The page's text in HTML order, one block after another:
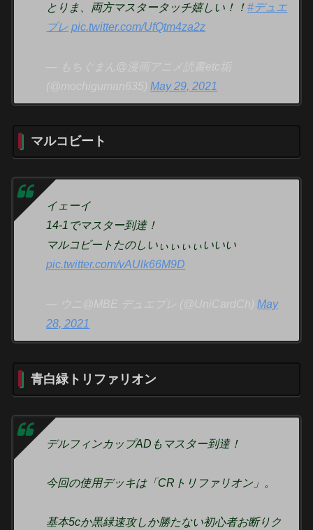
とりま、両方マスタータッチ嬉しい！！#デュエ
プレ pic.twitter.com/UfQtm4za2z
— もちぐまん@漫画アニメ読書etc垢
(@mochiguman635)May 29, 2021
マルコビート
イェーイ
14-1でマスター到達！
マルコビートたのしいぃぃぃぃいいい
pic.twitter.com/vAUlk66M9D
— ウニ@MBE デュエプレ (@UniCardCh)May
28, 2021
青白緑トリファリオン
デルフィンカップADもマスター到達！
今回の使用デッキは「CRトリファリオン」。
基本5cか黒緑速攻しか勝たない初心者お断りク